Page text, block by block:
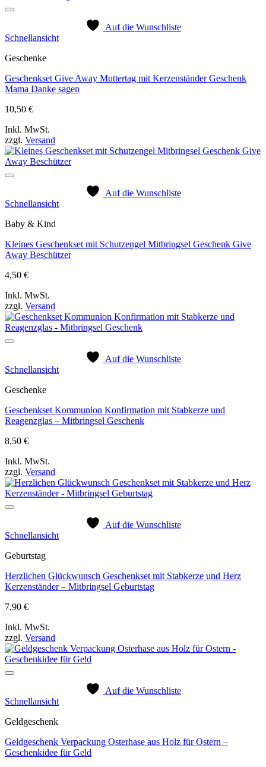
Auf die Wunschliste
Schnellansicht
Geschenke
Geschenkset Give Away Muttertag mit Kerzenständer Geschenk
Mama Danke sagen
10,50 €
Inkl. MwSt.
zzgl. Versand
Auf die Wunschliste
Schnellansicht
Baby & Kind
Kleines Geschenkset mit Schutzengel Mitbringsel Geschenk Give
Away Beschützer
4,50 €
Inkl. MwSt.
zzgl. Versand
Auf die Wunschliste
Schnellansicht
Geschenke
Geschenkset Kommunion Konfirmation mit Stabkerze und
Reagenzglas – Mitbringsel Geschenk
8,50 €
Inkl. MwSt.
zzgl. Versand
Auf die Wunschliste
Schnellansicht
Geburtstag
Herzlichen Glückwunsch Geschenkset mit Stabkerze und Herz
Kerzenständer – Mitbringsel Geburtstag
7,90 €
Inkl. MwSt.
zzgl. Versand
Auf die Wunschliste
Schnellansicht
Geldgeschenk
Geldgeschenk Verpackung Osterhase aus Holz für Ostern –
Geschenkidee für Geld